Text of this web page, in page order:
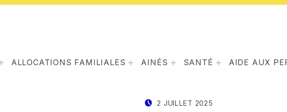
ALLOCATIONS FAMILIALES AINÉS SANTÉ AIDE AUX
2 JUILLET 2025